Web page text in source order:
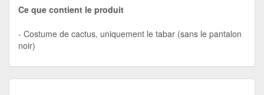
Ce que contient le produit
Costume de cactus, uniquement le tabar (sans le pantalon
noir)